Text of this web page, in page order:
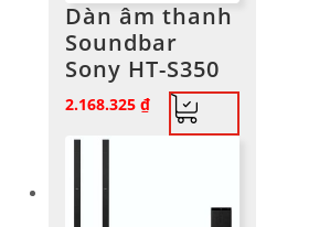
Dàn âm thanh
Soundbar
Sony HT-S350
2.168.325 ₫